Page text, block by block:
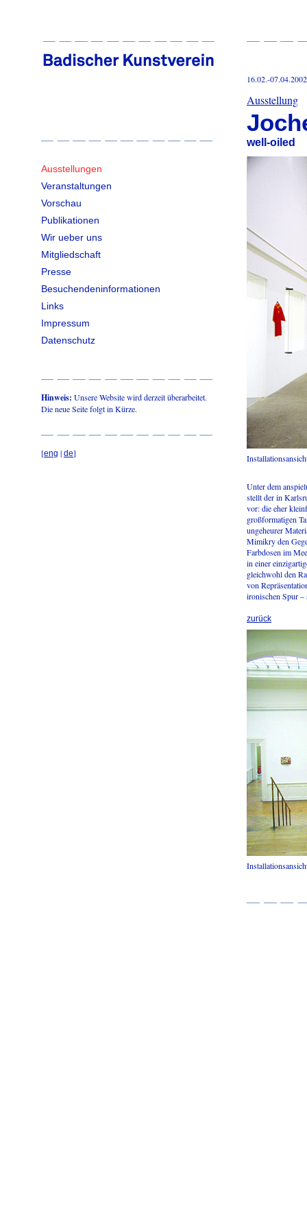
Ausstellungen
Veranstaltungen
Vorschau
Publikationen
Wir ueber uns
Mitgliedschaft
Presse
Besuchendeninformationen
Links
Impressum
Datenschutz
Hinweis: Unsere Website wird derzeit überarbeitet.
Die neue Seite folgt in Kürze.
[eng | de]
16.02.-07.04.2002
Ausstellung
well-oiled
Unter dem
stellt der in
vor: die eher
großformatigen
ungeheurer
Mimikry den
Farbdosen im
in einer
gleichwohl den
von
ironischen Spur –
zurück